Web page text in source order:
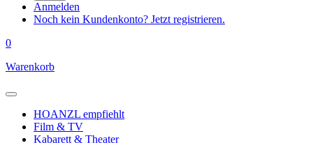
Anmelden
Noch kein Kundenkonto? Jetzt registrieren.
0
Warenkorb
HOANZL empfiehlt
Film & TV
Kabarett & Theater